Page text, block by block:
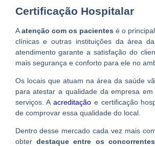
Certificação Hospitalar
Aatenção com os pacientes é o
clínicas e outras instituições da área
atendimento garante a satisfação do
mais segurança e conforto para ele no
Os locais que atuam na área da saúde
para atestar a qualidade da empresa
serviços. Aacreditação e certificação
de comprovar essa qualidade do local.
Dentro desse mercado cada vez mais
obter destaque entre os concorrentes